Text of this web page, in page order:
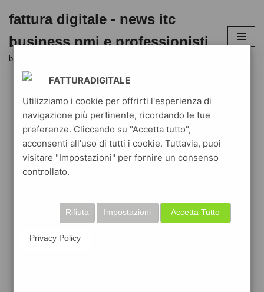
al
contenuto
fattura digitale - news itc
business pmi e professionisti
business blog aziende e liberi professionisti in digitale
FATTURADIGITALE
Utilizziamo i cookie per offrirti l'esperienza di
navigazione più pertinente, ricordando le tue
preferenze. Cliccando su "Accetta tutto",
acconsenti all'uso di tutti i cookie. Tuttavia, puoi
visitare "Impostazioni" per fornire un consenso
controllato.
Accetta Tutto
Impostazioni
Rifiuta
Privacy Policy